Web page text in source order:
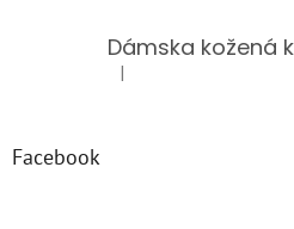
Hodnotenie produktu
|
Facebook